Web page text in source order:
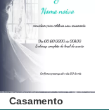
Casamento